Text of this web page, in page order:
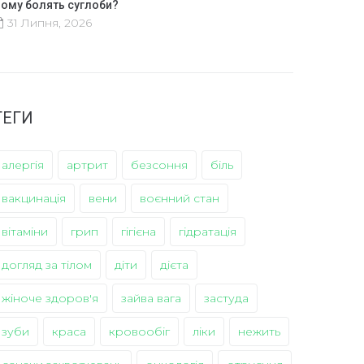
болять суглоби?
31 Липня, 2026
алергія артрит безсоння біль
вакцинація вени воєнний стан
вітаміни грип гігієна гідратація
догляд за тілом діти дієта
жіноче здоров'я зайва вага застуда
зуби краса кровообіг ліки нежить